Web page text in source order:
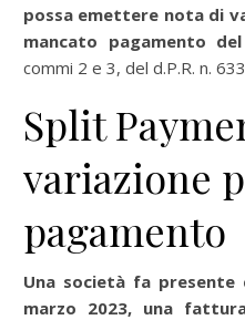
possa emettere nota di
mancato pagamento
commi 2 e 3, del d.P.R. n.
Split
variazione
pagamento
Una società fa presente
marzo 2023, una